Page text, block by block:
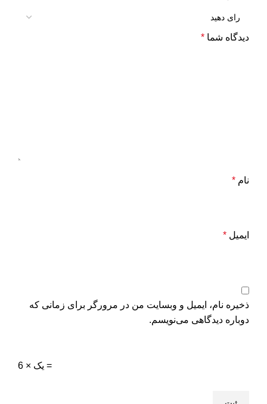
دیدگاه شما *
نام *
ایمیل *
ذخیره نام، ایمیل و وبسایت من در مرورگر برای زمانی که
دوباره دیدگاهی می‌نویسم.
6 × یک =